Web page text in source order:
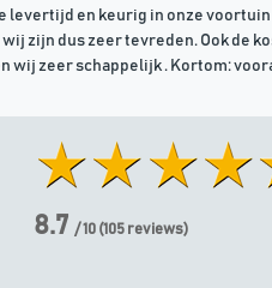
levertijd en keurig in onze
zijn dus zeer tevreden. Ook de
wij zeer schappelijk . Kortom:
8.7/ 10 (105 reviews)